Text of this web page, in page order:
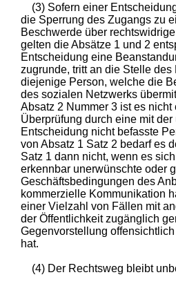
(3) Sofern einer
die Sperrung des Zugangs zu
Beschwerde über
gelten die Absätze 1 und 2
Entscheidung eine
zugrunde, tritt an die Stelle
diejenige Person, welche die
des sozialen Netzwerks
Absatz 2 Nummer 3 ist es
Überprüfung durch eine mit
Entscheidung nicht befasste
von Absatz 1 Satz 2 bedarf es
Satz 1 dann nicht, wenn es
erkennbar unerwünschte oder
Geschäftsbedingungen des
kommerzielle Kommunikation
einer Vielzahl von Fällen mit
der Öffentlichkeit zugänglich
Gegenvorstellung
hat.
(4) Der Rechtsweg bleibt